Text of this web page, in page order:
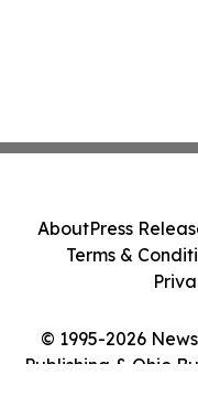
© 1995-2026
Publishing & Ohio
AboutPress
Terms &